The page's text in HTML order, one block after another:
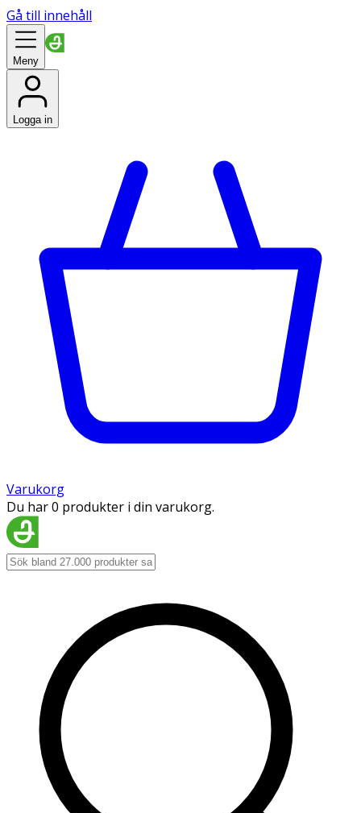
Gå till innehåll
Meny
Logga in
Varukorg
Du har 0 produkter i din varukorg.